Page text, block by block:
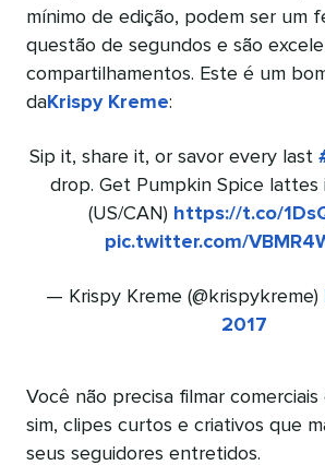
mínimo de edição, podem ser um
questão de segundos e são
compartilhamentos. Este é um
daKrispy Kreme:
Sip it, share it, or savor every last
drop. Get Pumpkin Spice lattes
(US/CAN) https://t.co/
pic.twitter.com/
— Krispy Kreme (@krispykreme)
2017
Você não precisa filmar
sim, clipes curtos e criativos que
seus seguidores entretidos.